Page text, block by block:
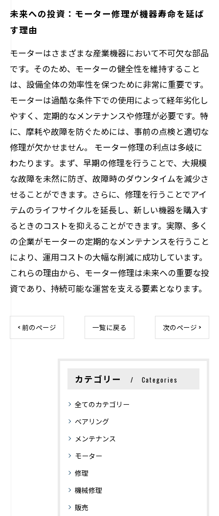
未来への投資：モーター修理が機器寿命を延ば
す理由
モーターはさまざまな産業機器において不可欠な部品
です。そのため、モーターの健全性を維持すること
は、設備全体の効率性を保つために非常に重要です。
モーターは過酷な条件下での使用によって経年劣化し
やすく、定期的なメンテナンスや修理が必要です。特
に、摩耗や故障を防ぐためには、事前の点検と適切な
修理が欠かせません。 モーター修理の利点は多岐に
わたります。まず、早期の修理を行うことで、大規模
な故障を未然に防ぎ、故障時のダウンタイムを減少さ
せることができます。さらに、修理を行うことでアイ
テムのライフサイクルを延長し、新しい機器を購入す
るときのコストを抑えることができます。実際、多く
の企業がモーターの定期的なメンテナンスを行うこと
により、運用コストの大幅な削減に成功しています。
これらの理由から、モーター修理は未来への重要な投
資であり、持続可能な運営を支える要素となります。
< 前のページ 一覧に戻る 次のページ >
カテゴリー Categories
全てのカテゴリー
ベアリング
メンテナンス
モーター
修理
機械修理
販売